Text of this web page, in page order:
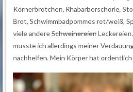
Körnerbrötchen, Rhabarberschorle,
Brot, Schwimmbadpommes rot/weiß,
viele andereSchweinereien
musste ich allerdings meiner
nachhelfen. Mein Körper hat